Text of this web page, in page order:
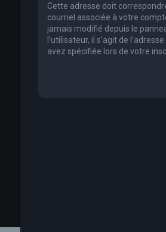
Cette adresse doit
courriel associée à votre
jamais modifié depuis le
l’utilisateur, il s’agit de
avez spécifiée lors de votre